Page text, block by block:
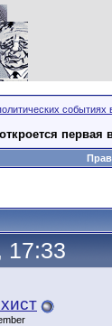
17:33